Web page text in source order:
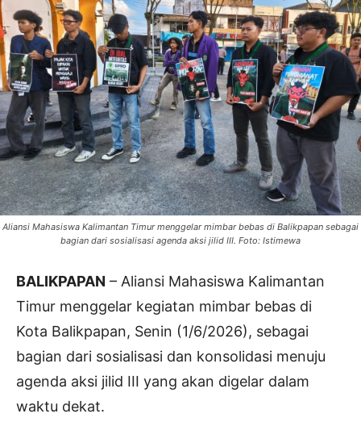
Aliansi Mahasiswa Kalimantan Timur menggelar mimbar bebas di Balikpapan sebagai
bagian dari sosialisasi agenda aksi jilid III. Foto: Istimewa
BALIKPAPAN – Aliansi Mahasiswa Kalimantan
Timur menggelar kegiatan mimbar bebas di
Kota Balikpapan, Senin (1/6/2026), sebagai
bagian dari sosialisasi dan konsolidasi menuju
agenda aksi jilid III yang akan digelar dalam
waktu dekat.